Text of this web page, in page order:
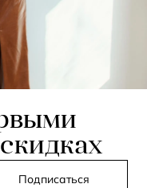
Подписаться